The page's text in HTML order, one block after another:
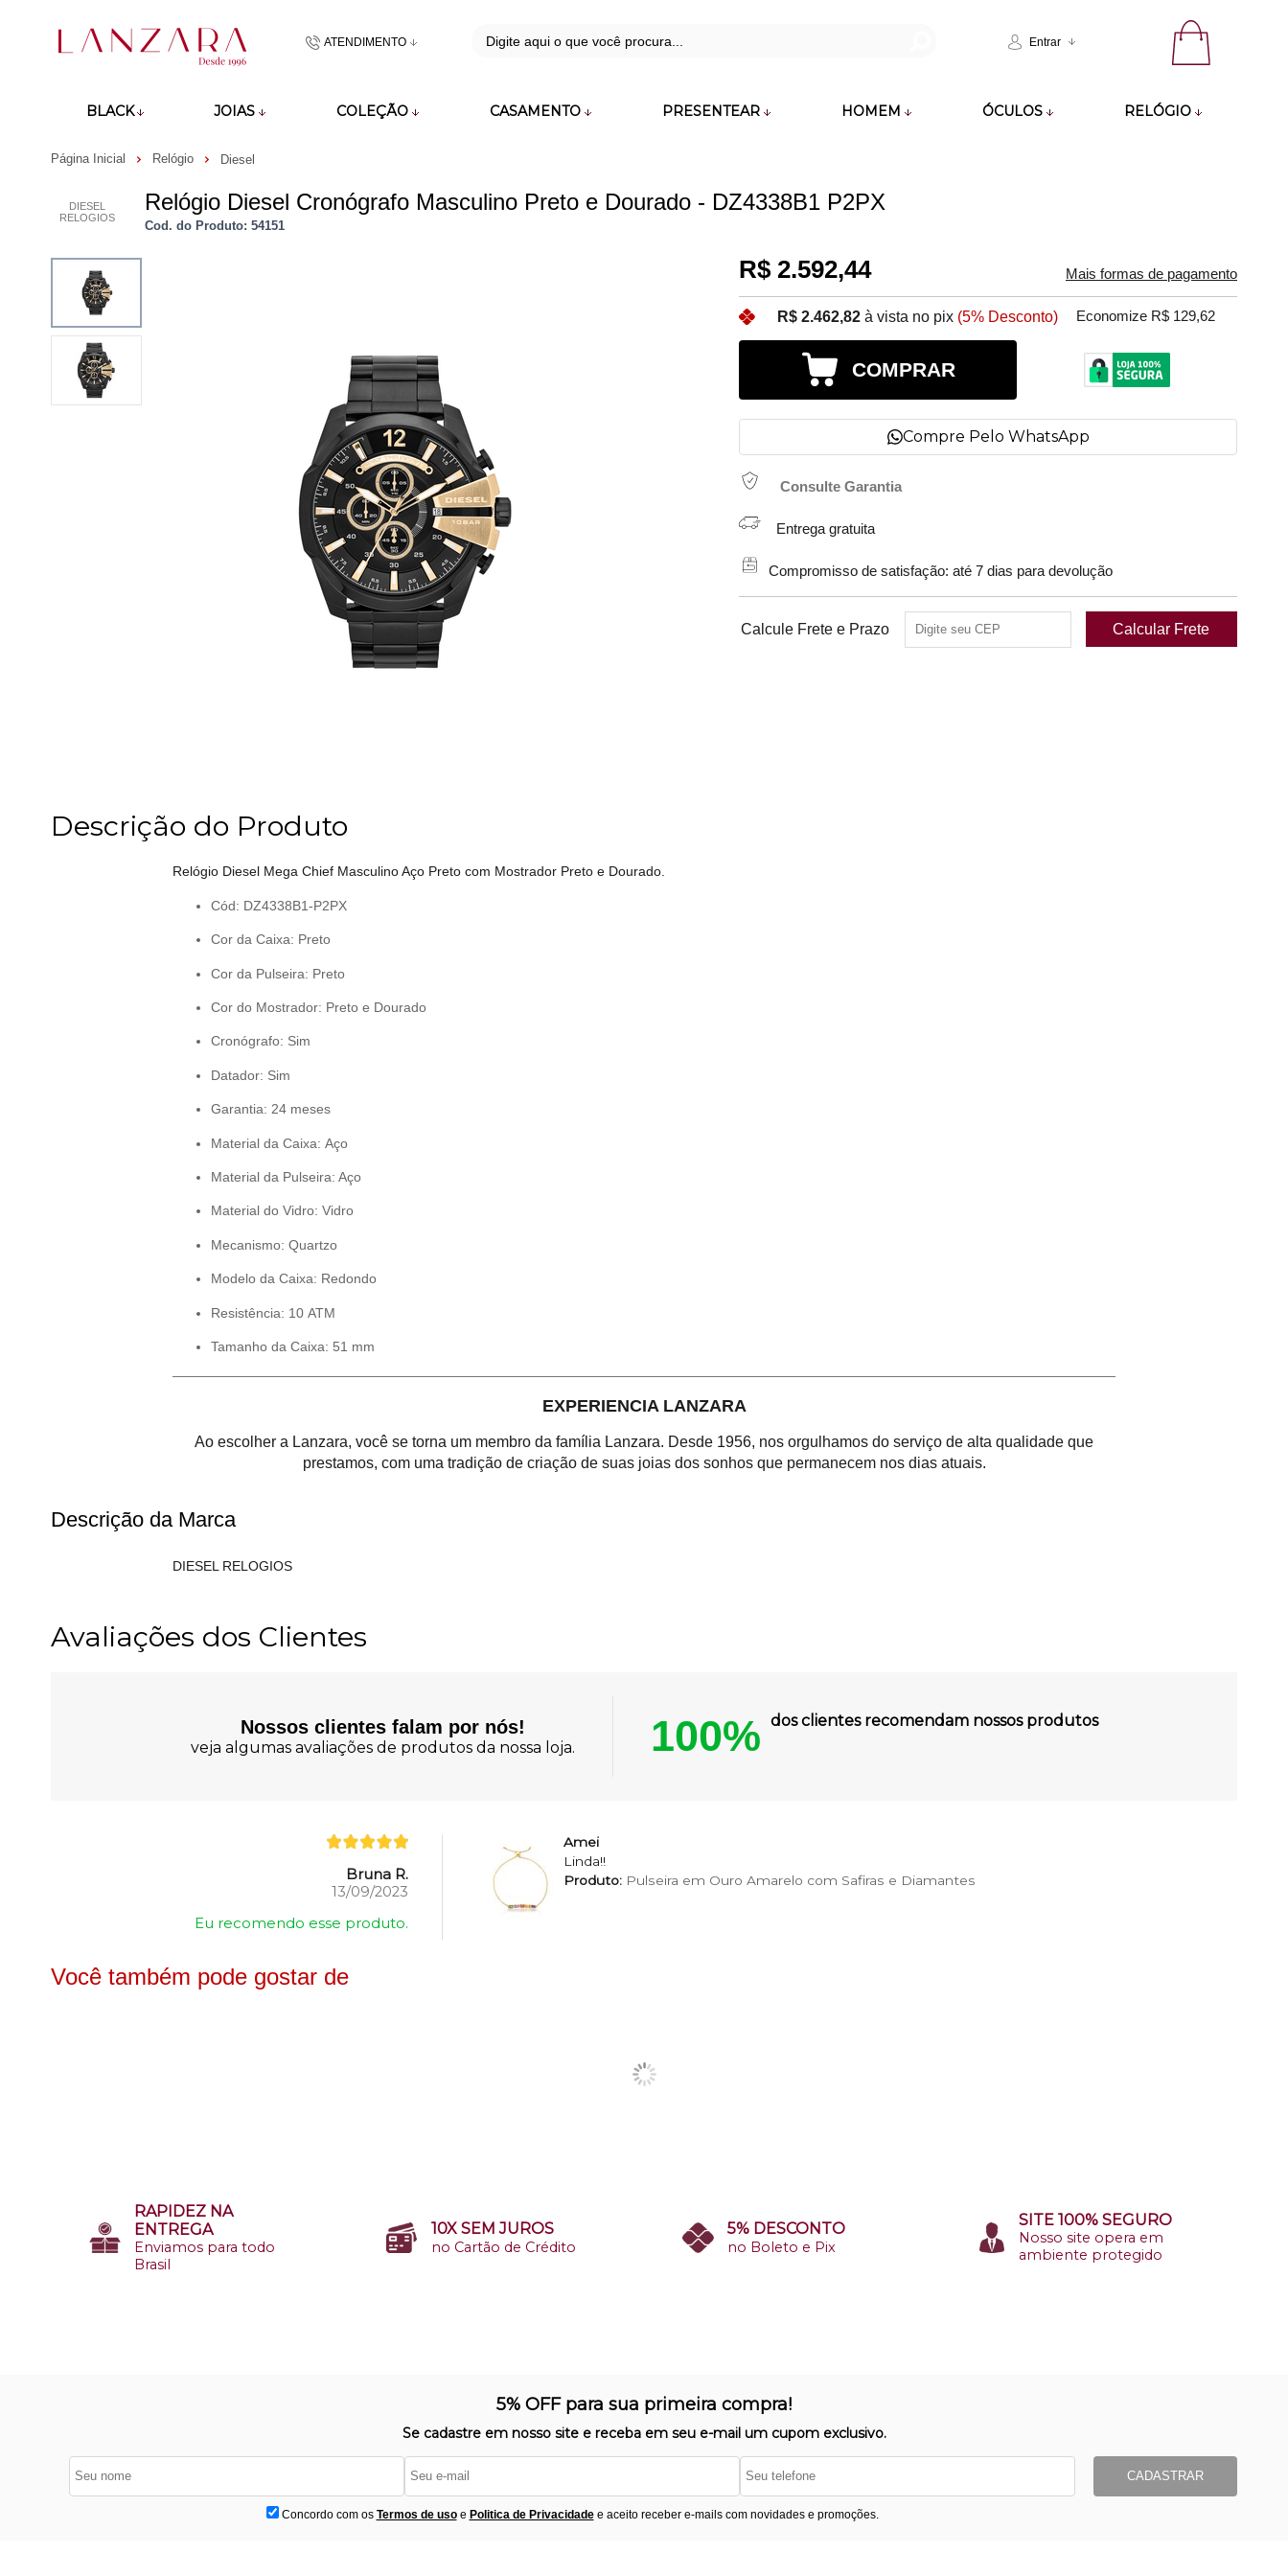
ATENDIMENTO
(48)991860142
Entrar
BLACK JOIAS COLEÇÃO CASAMENTO PRESENTEAR HOMEM ÓCULOS RELÓGIO
Página Inicial Relógio Diesel
DIESEL
RELOGIOS
Relógio Diesel Cronógrafo Masculino Preto e Dourado - DZ4338B1 P2PX
Cod. do Produto: 54151
R$ 2.592,44 Mais formas de pagamento
R$ 2.462,82à vista no pix (5% Desconto) Economize R$ 129,62
COMPRAR
Compre Pelo WhatsApp
Consulte Garantia
Entrega gratuita
Compromisso de satisfação: até 7 dias para devolução
Calcule Frete e Prazo
Descrição do Produto
Relógio Diesel Mega Chief Masculino Aço Preto com Mostrador Preto e Dourado.
Cód: DZ4338B1-P2PX
Cor da Caixa: Preto
Cor da Pulseira: Preto
Cor do Mostrador: Preto e Dourado
Cronógrafo: Sim
Datador: Sim
Garantia: 24 meses
Material da Caixa: Aço
Material da Pulseira: Aço
Material do Vidro: Vidro
Mecanismo: Quartzo
Modelo da Caixa: Redondo
Resistência: 10 ATM
Tamanho da Caixa: 51 mm
EXPERIENCIA LANZARA
Ao escolher a Lanzara, você se torna um membro da família Lanzara. Desde 1956, nos orgulhamos do serviço de alta qualidade que
prestamos, com uma tradição de criação de suas joias dos sonhos que permanecem nos dias atuais.
Descrição da Marca
DIESEL RELOGIOS
Avaliações dos Clientes
Nossos clientes falam por nós!
veja algumas avaliações de produtos da nossa loja. 100% dos clientes recomendam nossos produtos
Bruna R.
13/09/2023
Eu recomendo esse produto.
Amei
Linda!!
Produto:Pulseira em Ouro Amarelo com Safiras e Diamantes
Você também pode gostar de
RAPIDEZ NA
ENTREGA
Enviamos para todo
Brasil
10X SEM JUROS
no Cartão de Crédito
5% DESCONTO
no Boleto e Pix
SITE 100% SEGURO
Nosso site opera em
ambiente protegido
5% OFF para sua primeira compra!
Se cadastre em nosso site e receba em seu e-mail um cupom exclusivo.
Concordo com os Termos de usoe Politica de Privacidadee aceito receber e-mails com novidades e promoções.
CADASTRAR